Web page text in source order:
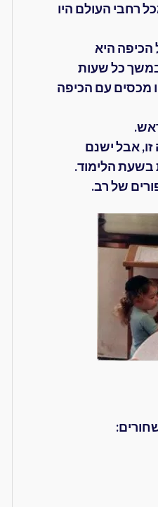
רחבי העולם היו
הכיפה היא
במשך כל שעות
מכסים עם הכיפה
זו, אבל ישנם
בשעת הלימוד.
של רב.